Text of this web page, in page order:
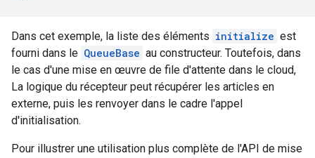
Dans cet exemple, la liste des éléments initialize est
fourni dans le QueueBase au constructeur. Toutefois, dans
le cas d'une mise en œuvre de file d'attente dans le cloud,
La logique du récepteur peut récupérer les articles en
externe, puis les renvoyer dans le cadre l'appel
d'initialisation.
Pour illustrer une utilisation plus complète de l'API de mise